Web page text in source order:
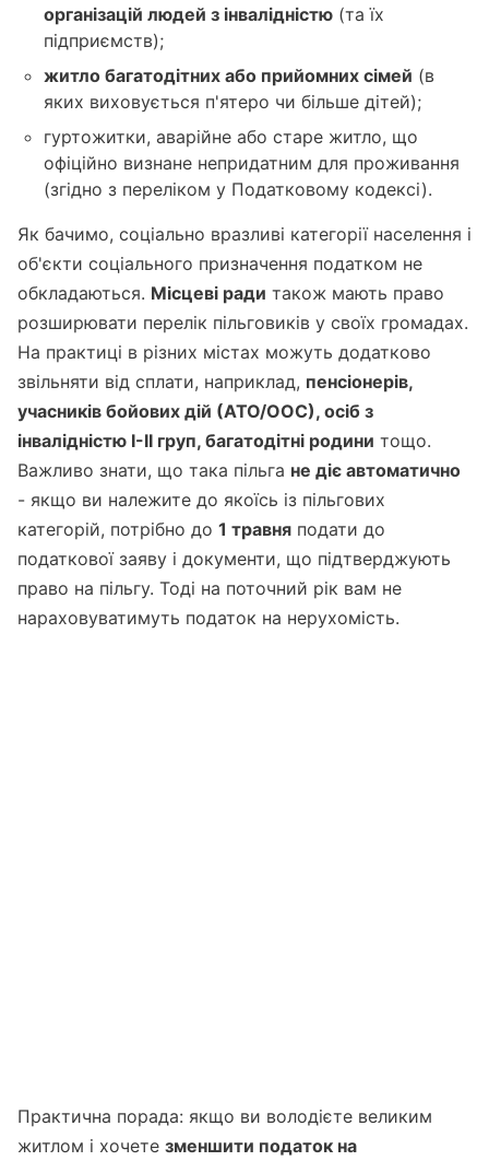
організацій людей з інвалідністю (та їх
підприємств);
житло багатодітних або прийомних сімей (в
яких виховується п'ятеро чи більше дітей);
гуртожитки, аварійне або старе житло, що
офіційно визнане непридатним для проживання
(згідно з переліком у Податковому кодексі).
Як бачимо, соціально вразливі категорії населення і
об'єкти соціального призначення податком не
обкладаються. Місцеві ради також мають право
розширювати перелік пільговиків у своїх громадах.
На практиці в різних містах можуть додатково
звільняти від сплати, наприклад, пенсіонерів,
учасників бойових дій (АТО/ООС), осіб з
інвалідністю I-II груп, багатодітні родини тощо.
Важливо знати, що така пільга не діє автоматично
- якщо ви належите до якоїсь із пільгових
категорій, потрібно до 1 травня подати до
податкової заяву і документи, що підтверджують
право на пільгу. Тоді на поточний рік вам не
нараховуватимуть податок на нерухомість.
Практична порада: якщо ви володієте великим
житлом і хочете зменшити податок на